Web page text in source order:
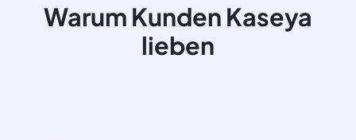
Warum Kunden Kaseya
lieben